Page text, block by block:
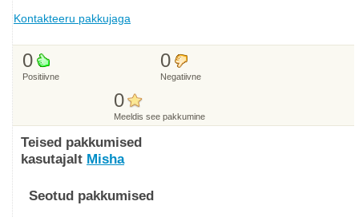
Kontakteeru pakkujaga
0
Positiivne
0
Negatiivne
0
Meeldis see pakkumine
Teised pakkumised
kasutajalt Misha
Seotud pakkumised